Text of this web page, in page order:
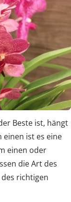
Beste ist, hängt
einen ist es eine
einen oder
die Art des
richtigen